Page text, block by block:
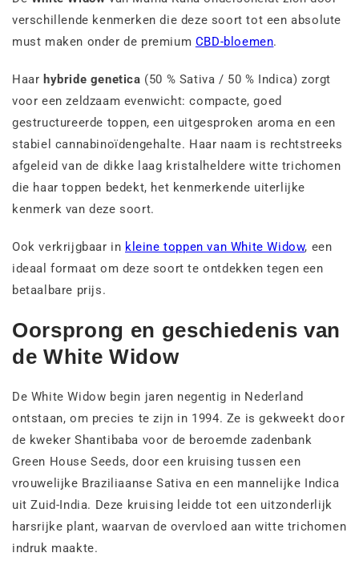
verschillende kenmerken die deze soort tot een absolute
must maken onder de premium CBD-bloemen.
Haar hybride genetica (50 % Sativa / 50 % Indica) zorgt
voor een zeldzaam evenwicht: compacte, goed
gestructureerde toppen, een uitgesproken aroma en een
stabiel cannabinoïdengehalte. Haar naam is rechtstreeks
afgeleid van de dikke laag kristalheldere witte trichomen
die haar toppen bedekt, het kenmerkende uiterlijke
kenmerk van deze soort.
Ook verkrijgbaar in kleine toppen van White Widow, een
ideaal formaat om deze soort te ontdekken tegen een
betaalbare prijs.
Oorsprong en geschiedenis van
de White Widow
De White Widow begin jaren negentig in Nederland
ontstaan, om precies te zijn in 1994. Ze is gekweekt door
de kweker Shantibaba voor de beroemde zadenbank
Green House Seeds, door een kruising tussen een
vrouwelijke Braziliaanse Sativa en een mannelijke Indica
uit Zuid-India. Deze kruising leidde tot een uitzonderlijk
harsrijke plant, waarvan de overvloed aan witte trichomen
indruk maakte.